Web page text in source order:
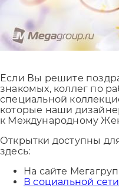
Если Вы решите
знакомых, коллег по
специальной
которые наши
к Международному
Открытки доступны
здесь:
На сайте
В социальной